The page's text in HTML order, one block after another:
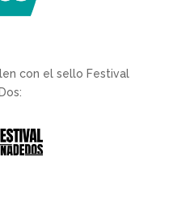
con el sello Festival